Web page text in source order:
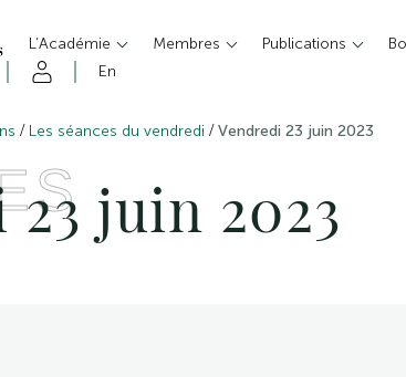
L’Académie Membres Publications
En
/ Les séances du vendredi /Vendredi 23 juin 2023
juin 2023